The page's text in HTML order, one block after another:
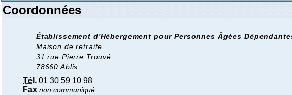
Coordonnées
Établissement d'Hébergement pour Personnes Âgées
Maison de retraite
31 rue Pierre Trouvé
78660 Ablis
Tél. 01 30 59 10 98
Fax non communiqué